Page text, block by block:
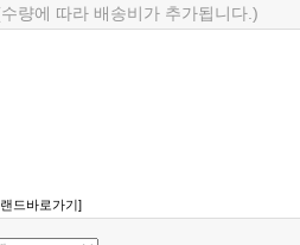
량에 따라 배송비가 추가됩니다.)
드바로가기]